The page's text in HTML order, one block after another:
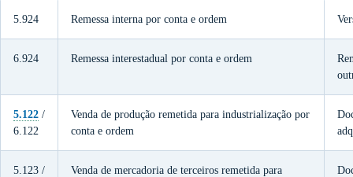
5.924 Remessa interna por conta e ordem
6.924 Remessa interestadual por conta e ordem
5.122 /
6.122
Venda de produção remetida para industrialização por
conta e ordem
5.123 /
Venda de mercadoria de terceiros remetida para